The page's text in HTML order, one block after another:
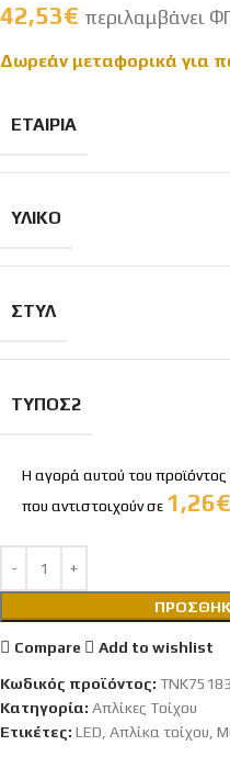
42,53€ περιλαμβάνει
Δωρεάν μεταφορικά για
ΕΤΑΙΡΊΑ
ΥΛΙΚΌ
ΣΤΎΛ
ΤΎΠΟΣ2
Η αγορά αυτού του
που αντιστοιχούν σε 1,26€
Compare Add to wishlist
Κωδικός προϊόντος:
Κατηγορία: Απλίκες Tοίχου
Ετικέτες: LED, Απλίκα τοίχου,